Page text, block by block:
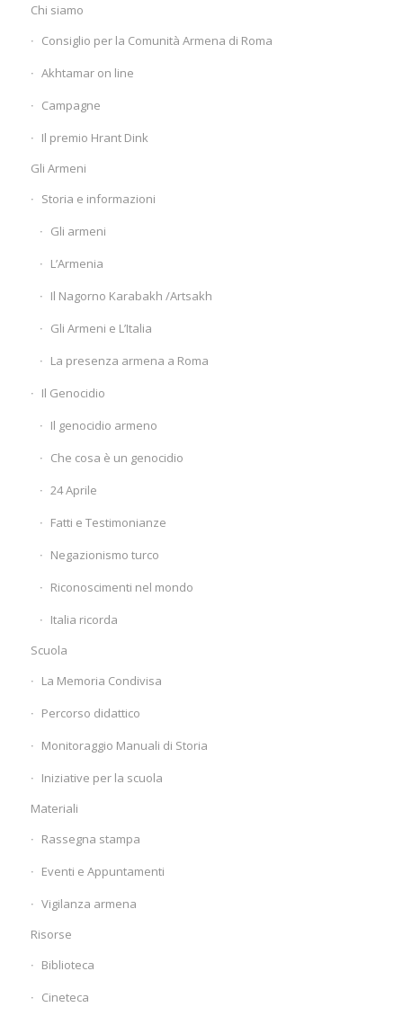
Chi siamo
Consiglio per la Comunità Armena di Roma
Akhtamar on line
Campagne
Il premio Hrant Dink
Gli Armeni
Storia e informazioni
Gli armeni
L’Armenia
Il Nagorno Karabakh /Artsakh
Gli Armeni e L’Italia
La presenza armena a Roma
Il Genocidio
Il genocidio armeno
Che cosa è un genocidio
24 Aprile
Fatti e Testimonianze
Negazionismo turco
Riconoscimenti nel mondo
Italia ricorda
Scuola
La Memoria Condivisa
Percorso didattico
Monitoraggio Manuali di Storia
Iniziative per la scuola
Materiali
Rassegna stampa
Eventi e Appuntamenti
Vigilanza armena
Risorse
Biblioteca
Cineteca